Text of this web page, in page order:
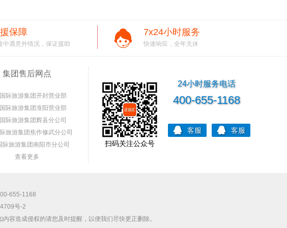
保障
中遇意外情况，保证援助
7x24小时服务
快速响应，全年无休
集团售后网点
际旅游集团开封营业部
际旅游集团淮阳营业部
际旅游集团辉县分公司
旅游集团焦作修武分公司
际旅游集团南阳市分公司
查看更多
扫码关注公众号
24小时服务电话
400-655-1168
客服 客服
655-1168
号-2
容造成侵权的请您及时提醒，以便我们尽快更正删除。